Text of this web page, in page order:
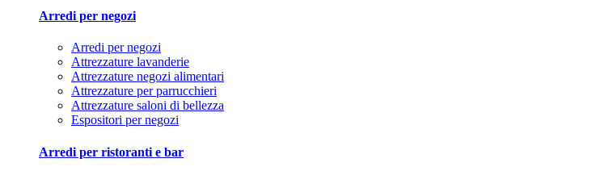
Arredi per negozi
Arredi per negozi
Attrezzature lavanderie
Attrezzature negozi alimentari
Attrezzature per parrucchieri
Attrezzature saloni di bellezza
Espositori per negozi
Arredi per ristoranti e bar